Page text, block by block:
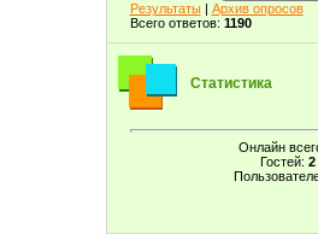
Результаты| Архив опросов
Всего ответов: 1190
Статистика
Онлайн
Гостей: 2